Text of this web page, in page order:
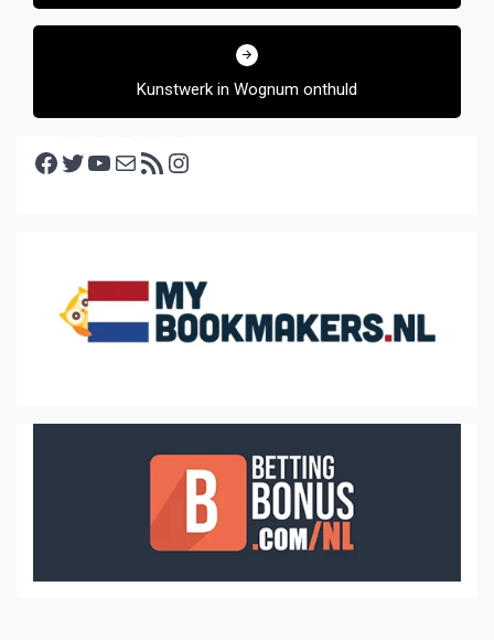
Kunstwerk in Wognum onthuld
Facebook Twitter YouTube E-mail RSS feed